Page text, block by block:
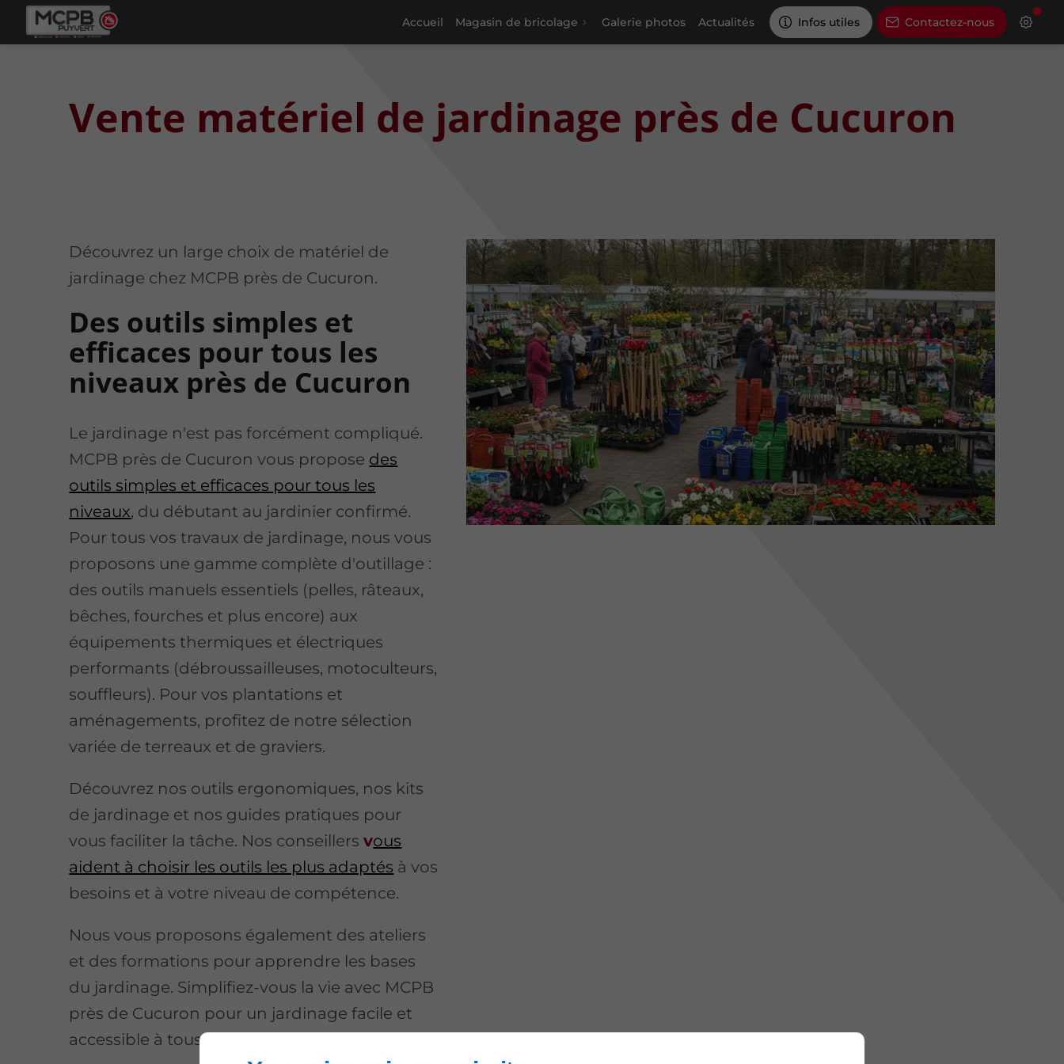
Accueil Magasin de bricolage Galerie photos Actualités Infos utiles Contactez-nous
Vente matériel de jardinage près de Cucuron
Découvrez un large choix de matériel de
jardinage chez MCPB près de Cucuron.
Des outils simples et
efficaces pour tous les
niveaux près de Cucuron
Le jardinage n'est pas forcément compliqué.
MCPB près de Cucuron vous propose des
outils simples et efficaces pour tous les
niveaux, du débutant au jardinier confirmé.
Pour tous vos travaux de jardinage, nous vous
proposons une gamme complète d'outillage :
des outils manuels essentiels (pelles, râteaux,
bêches, fourches et plus encore) aux
équipements thermiques et électriques
performants (débroussailleuses, motoculteurs,
souffleurs). Pour vos plantations et
aménagements, profitez de notre sélection
variée de terreaux et de graviers.
Découvrez nos outils ergonomiques, nos kits
de jardinage et nos guides pratiques pour
vous faciliter la tâche. Nos conseillersvous
aident à choisir les outils les plus adaptés à vos
besoins et à votre niveau de compétence.
Nous vous proposons également des ateliers
et des formations pour apprendre les bases
du jardinage. Simplifiez-vous la vie avec MCPB
près de Cucuron pour un jardinage facile et
accessible à tous.